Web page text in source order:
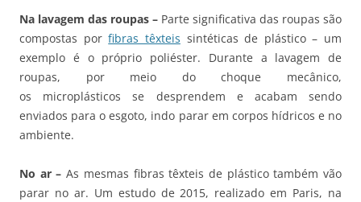
Na lavagem das roupas – Parte significativa das roupas são
compostas porfibras têxteis sintéticas de plástico – um
exemplo é o próprio poliéster. Durante a lavagem de
roupas, por meio do choque mecânico,
os microplásticos se desprendem e acabam sendo
enviados para o esgoto, indo parar em corpos hídricos e no
ambiente.
No ar –As mesmas fibras têxteis de plástico também vão
parar no ar. Um estudo de 2015, realizado em Paris, na